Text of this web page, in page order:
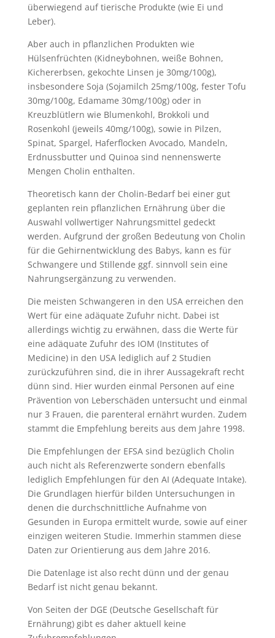
überwiegend auf tierische Produkte (wie Ei und
Leber).
Aber auch in pflanzlichen Produkten wie
Hülsenfrüchten (Kidneybohnen, weiße Bohnen,
Kichererbsen, gekochte Linsen je 30mg/100g),
insbesondere Soja (Sojamilch 25mg/100g, fester Tofu
30mg/100g, Edamame 30mg/100g) oder in
Kreuzblütlern wie Blumenkohl, Brokkoli und
Rosenkohl (jeweils 40mg/100g), sowie in Pilzen,
Spinat, Spargel, Haferflocken Avocado, Mandeln,
Erdnussbutter und Quinoa sind nennenswerte
Mengen Cholin enthalten.
Theoretisch kann der Cholin-Bedarf bei einer gut
geplanten rein pflanzlichen Ernährung über die
Auswahl vollwertiger Nahrungsmittel gedeckt
werden. Aufgrund der großen Bedeutung von Cholin
für die Gehirnentwicklung des Babys, kann es für
Schwangere und Stillende ggf. sinnvoll sein eine
Nahrungsergänzung zu verwenden.
Die meisten Schwangeren in den USA erreichen den
Wert für eine adäquate Zufuhr nicht. Dabei ist
allerdings wichtig zu erwähnen, dass die Werte für
eine adäquate Zufuhr des IOM (Institutes of
Medicine) in den USA lediglich auf 2 Studien
zurückzuführen sind, die in ihrer Aussagekraft recht
dünn sind. Hier wurden einmal Personen auf eine
Prävention von Leberschäden untersucht und einmal
nur 3 Frauen, die parenteral ernährt wurden. Zudem
stammt die Empfehlung bereits aus dem Jahre 1998.
Die Empfehlungen der EFSA sind bezüglich Cholin
auch nicht als Referenzwerte sondern ebenfalls
lediglich Empfehlungen für den AI (Adequate Intake).
Die Grundlagen hierfür bilden Untersuchungen in
denen die durchschnittliche Aufnahme von
Gesunden in Europa ermittelt wurde, sowie auf einer
einzigen weiteren Studie. Immerhin stammen diese
Daten zur Orientierung aus dem Jahre 2016.
Die Datenlage ist also recht dünn und der genau
Bedarf ist nicht genau bekannt.
Von Seiten der DGE (Deutsche Gesellschaft für
Ernährung) gibt es daher aktuell keine